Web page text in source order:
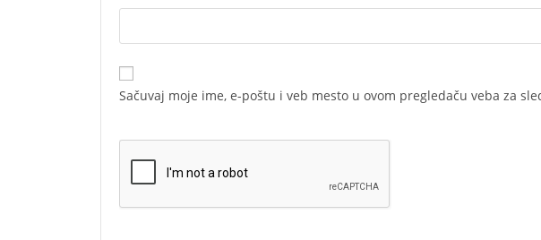
Sačuvaj moje ime, e-poštu i veb mesto u ovom pregledaču veba za